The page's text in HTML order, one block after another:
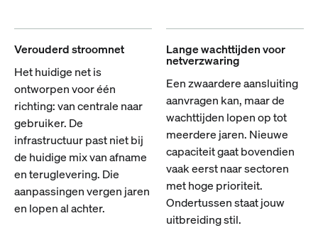
Verouderd stroomnet
Het huidige net is
ontworpen voor één
richting: van centrale naar
gebruiker. De
infrastructuur past niet bij
de huidige mix van afname
en teruglevering. Die
aanpassingen vergen jaren
en lopen al achter.
Lange wachttijden voor
netverzwaring
Een zwaardere aansluiting
aanvragen kan, maar de
wachttijden lopen op tot
meerdere jaren. Nieuwe
capaciteit gaat bovendien
vaak eerst naar sectoren
met hoge prioriteit.
Ondertussen staat jouw
uitbreiding stil.